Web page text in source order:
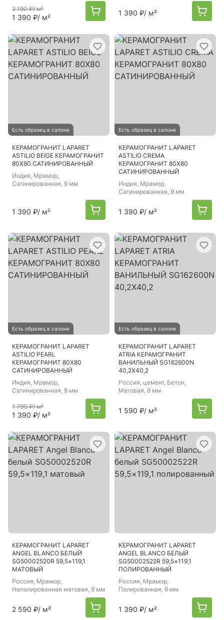
2 190 ₽/ м²
1 390 ₽/ м²
1 390 ₽/ м²
Есть образец в салоне
КЕРАМОГРАНИТ LAPARET
ASTILIO BEIGE КЕРАМОГРАНИТ
80Х80 САТИНИРОВАННЫЙ
Индия, Мрамор,
Сатинированная, 9 мм
1 390 ₽/ м²
Есть образец в салоне
КЕРАМОГРАНИТ LAPARET
ASTILIO CREMA
КЕРАМОГРАНИТ 80Х80
САТИНИРОВАННЫЙ
Индия, Мрамор,
Сатинированная, 9 мм
1 390 ₽/ м²
Есть образец в салоне
КЕРАМОГРАНИТ LAPARET
ASTILIO PEARL
КЕРАМОГРАНИТ 80Х80
САТИНИРОВАННЫЙ
Индия, Мрамор,
Сатинированная, 9 мм
1 790 ₽/ м²
1 390 ₽/ м²
Есть образец в салоне
КЕРАМОГРАНИТ LAPARET
ATRIA КЕРАМОГРАНИТ
ВАНИЛЬНЫЙ SG162600N
40,2Х40,2
Россия, цемент, Бетон,
Матовая, 8 мм
1 590 ₽/ м²
КЕРАМОГРАНИТ LAPARET
ANGEL BLANCO БЕЛЫЙ
SG50002520R 59,5×119,1
МАТОВЫЙ
Россия, Мрамор,
Неполированная матовая, 9 мм
2 590 ₽/ м²
КЕРАМОГРАНИТ LAPARET
ANGEL BLANCO БЕЛЫЙ
SG50002522R 59,5×119,1
ПОЛИРОВАННЫЙ
Россия, Мрамор,
Полированная, 9 мм
1 390 ₽/ м²